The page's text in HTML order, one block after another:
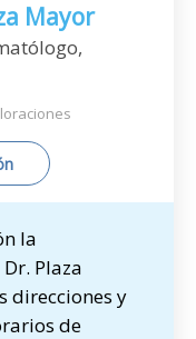
Mayor
la
Plaza
direcciones y
de